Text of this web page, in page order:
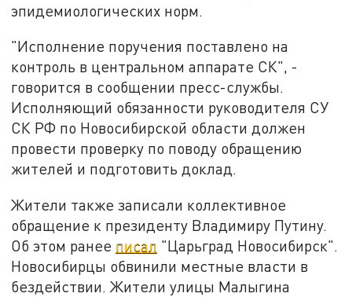
эпидемиологических норм.
"Исполнение поручения поставлено на
контроль в центральном аппарате СК", -
говорится в сообщении пресс-службы.
Исполняющий обязанности руководителя СУ
СК РФ по Новосибирской области должен
провести проверку по поводу обращению
жителей и подготовить доклад.
Жители также записали коллективное
обращение к президенту Владимиру Путину.
Об этом ранее писал "Царьград Новосибирск".
Новосибирцы обвинили местные власти в
бездействии. Жители улицы Малыгина